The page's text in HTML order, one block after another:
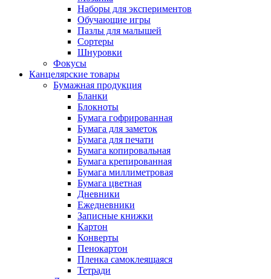
Наборы для экспериментов
Обучающие игры
Пазлы для малышей
Сортеры
Шнуровки
Фокусы
Канцелярские товары
Бумажная продукция
Бланки
Блокноты
Бумага гофрированная
Бумага для заметок
Бумага для печати
Бумага копировальная
Бумага крепированная
Бумага миллиметровая
Бумага цветная
Дневники
Ежедневники
Записные книжки
Картон
Конверты
Пенокартон
Пленка самоклеящаяся
Тетради